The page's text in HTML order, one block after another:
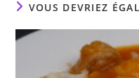
VOUS DEVRIEZ